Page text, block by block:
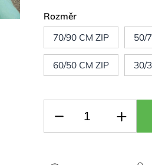
Rozměr
70/90 CM ZIP
50/
60/50 CM ZIP 30/